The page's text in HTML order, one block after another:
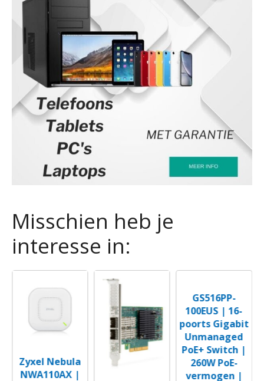
Misschien heb je
interesse in:
Zyxel Nebula
NWA110AX |
GS516PP-
100EUS | 16-
poorts Gigabit
Unmanaged
PoE+ Switch |
260W PoE-
vermogen |